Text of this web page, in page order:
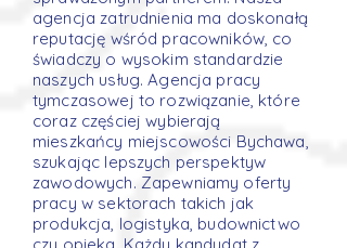
agencja zatrudnienia ma doskonałą
reputację wśród pracowników, co
świadczy o wysokim standardzie
naszych usług. Agencja pracy
tymczasowej to rozwiązanie, które
coraz częściej wybierają
mieszkańcy miejscowości Bychawa,
szukając lepszych perspektyw
zawodowych. Zapewniamy oferty
pracy w sektorach takich jak
produkcja, logistyka, budownictwo